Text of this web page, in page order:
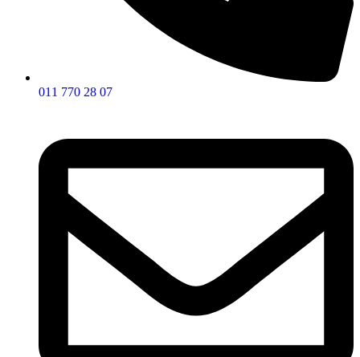
011 770 28 07